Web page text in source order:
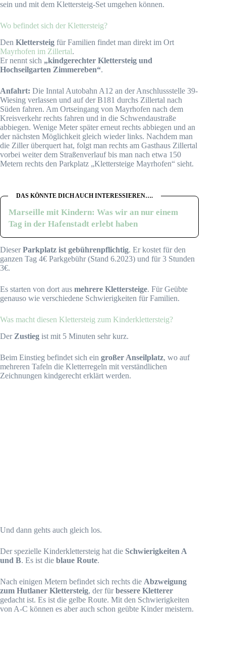
sein und mit dem Klettersteig-Set umgehen können.
Wo befindet sich der Klettersteig?
Den Klettersteig für Familien findet man direkt im Ort
Mayrhofen im Zillertal.
Er nennt sich „kindgerechter Klettersteig und
Hochseilgarten Zimmereben“.
Anfahrt: Die Inntal Autobahn A12 an der Anschlussstelle 39-
Wiesing verlassen und auf der B181 durchs Zillertal nach
Süden fahren. Am Ortseingang von Mayrhofen nach dem
Kreisverkehr rechts fahren und in die Schwendaustraße
abbiegen. Wenige Meter später erneut rechts abbiegen und an
der nächsten Möglichkeit gleich wieder links. Nachdem man
die Ziller überquert hat, folgt man rechts am Gasthaus Zillertal
vorbei weiter dem Straßenverlauf bis man nach etwa 150
Metern rechts den Parkplatz „Klettersteige Mayrhofen“ sieht.
DAS KÖNNTE DICH AUCH INTERESSIEREN….
Marseille mit Kindern: Was wir an nur einem
Tag in der Hafenstadt erlebt haben
DieserParkplatz ist gebührenpflichtig. Er kostet für den
ganzen Tag 4€ Parkgebühr (Stand 6.2023) und für 3 Stunden
3€.
Es starten von dort aus mehrere Klettersteige. Für Geübte
genauso wie verschiedene Schwierigkeiten für Familien.
Was macht diesen Klettersteig zum Kinderklettersteig?
Der Zustieg ist mit 5 Minuten sehr kurz.
Beim Einstieg befindet sich ein großer Anseilplatz, wo auf
mehreren Tafeln die Kletterregeln mit verständlichen
Zeichnungen kindgerecht erklärt werden.
Und dann gehts auch gleich los.
Der spezielle Kinderklettersteig hat die Schwierigkeiten A
und B. Es ist die blaue Route.
Nach einigen Metern befindet sich rechts die Abzweigung
zum Hutlaner Klettersteig, der fürbessere Kletterer
gedacht ist. Es ist die gelbe Route. Mit den Schwierigkeiten
von A-C können es aber auch schon geübte Kinder meistern.